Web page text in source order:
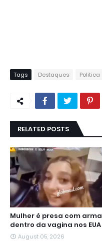
Tags Destaques Politica
RELATED POSTS
Mulher é presa com arma
dentro da vagina nos EUA
August 05, 2026